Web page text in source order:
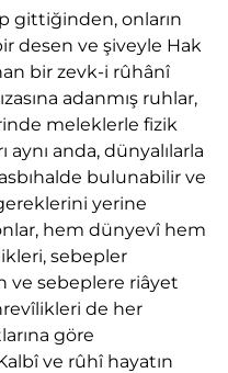
gittiğinden, onların
desen ve şiveyle Hak
bir zevk-i rûhânî
adanmış ruhlar,
meleklerle fizik
aynı anda, dünyalılarla
bulunabilir ve
yerine
hem dünyevî hem
sebepler
ve sebeplere riâyet
de her
göre
ve rûhî hayatın